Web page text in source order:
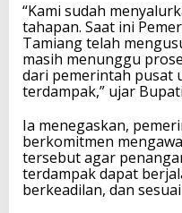
“Kami sudah
tahapan. Saat ini
Tamiang telah
masih menunggu
dari pemerintah pusat
terdampak,” ujar
Ia menegaskan,
berkomitmen
tersebut agar
terdampak dapat
berkeadilan, dan